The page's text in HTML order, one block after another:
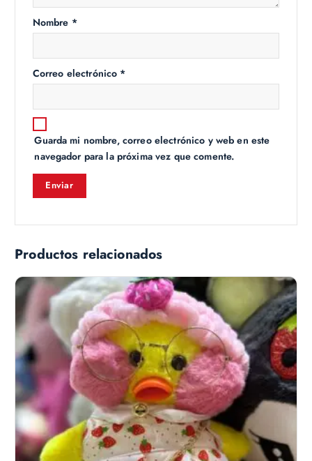
Nombre *
Correo electrónico *
Guarda mi nombre, correo electrónico y web en este
navegador para la próxima vez que comente.
Productos relacionados